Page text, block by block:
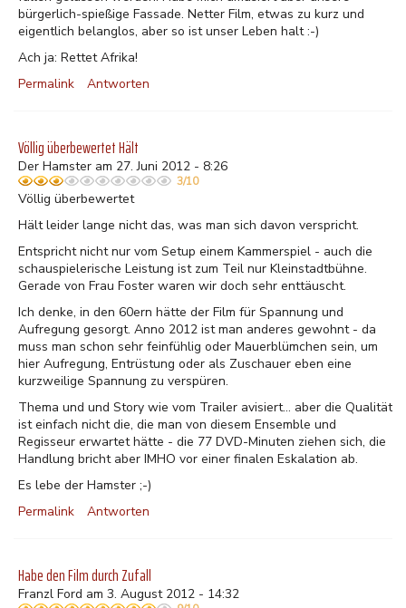
bürgerlich-spießige Fassade. Netter Film, etwas zu kurz und
eigentlich belanglos, aber so ist unser Leben halt :-)
Ach ja: Rettet Afrika!
Permalink
Antworten
Völlig überbewertet Hält
Der Hamster am 27. Juni 2012 - 8:26
3/10
Völlig überbewertet
Hält leider lange nicht das, was man sich davon verspricht.
Entspricht nicht nur vom Setup einem Kammerspiel - auch die
schauspielerische Leistung ist zum Teil nur Kleinstadtbühne.
Gerade von Frau Foster waren wir doch sehr enttäuscht.
Ich denke, in den 60ern hätte der Film für Spannung und
Aufregung gesorgt. Anno 2012 ist man anderes gewohnt - da
muss man schon sehr feinfühlig oder Mauerblümchen sein, um
hier Aufregung, Entrüstung oder als Zuschauer eben eine
kurzweilige Spannung zu verspüren.
Thema und und Story wie vom Trailer avisiert... aber die Qualität
ist einfach nicht die, die man von diesem Ensemble und
Regisseur erwartet hätte - die 77 DVD-Minuten ziehen sich, die
Handlung bricht aber IMHO vor einer finalen Eskalation ab.
Es lebe der Hamster ;-)
Permalink
Antworten
Habe den Film durch Zufall
Franzl Ford am 3. August 2012 - 14:32